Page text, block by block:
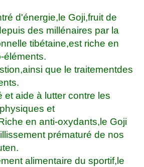
d'énergie,le Goji,fruit de
des millénaires par la
tibétaine,est riche en
éléments.
que le traitementdes
et aide à lutter contre les
et
en anti-oxydants,le Goji
prématuré de nos
alimentaire du sportif,le